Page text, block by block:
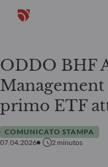
ODDO BHF
primo ETF
COMUNICATO STAMPA
07.04.2026
2 minutos